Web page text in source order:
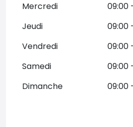
Mercredi
09:00
Jeudi
09:00
Vendredi
09:00
Samedi
09:00
Dimanche
09:00